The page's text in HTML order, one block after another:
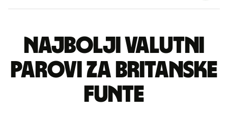
Najbolji valutni
parovi za britanske
funte